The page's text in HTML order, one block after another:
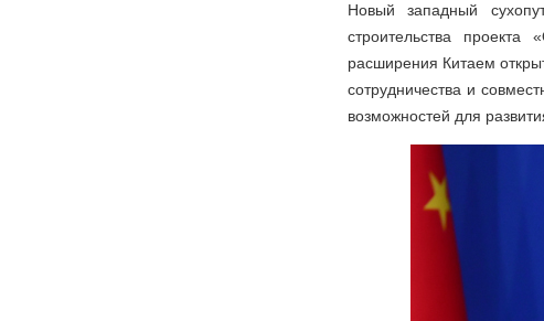
Новый западный
строительства
расширения Китаем
сотрудничества и
возможностей для